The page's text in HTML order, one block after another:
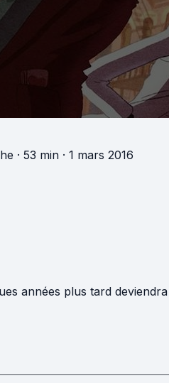
· 53 min · 1 mars 2016
années plus tard